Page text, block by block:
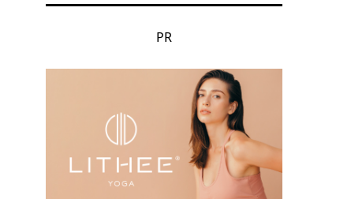
PR